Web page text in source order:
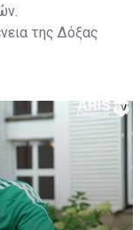
της Δόξας